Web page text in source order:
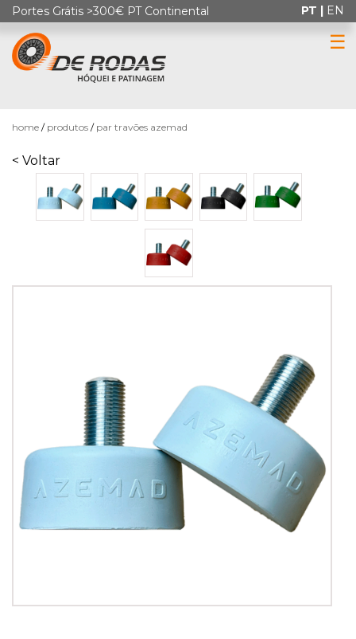
Portes Grátis >300€ PT Continental
PATINS
PATINAGEM
GELO
PROMOÇÕES
☰
PT | EN
home produtos par travões azemad
< Voltar